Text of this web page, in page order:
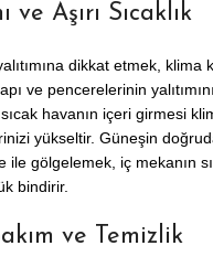
ve Aşırı Sıcaklık
dikkat etmek, klima
ve pencerelerinin
havanın içeri girmesi
yükseltir. Güneşin
gölgelemek, iç mekanın
bindirir.
ve Temizlik